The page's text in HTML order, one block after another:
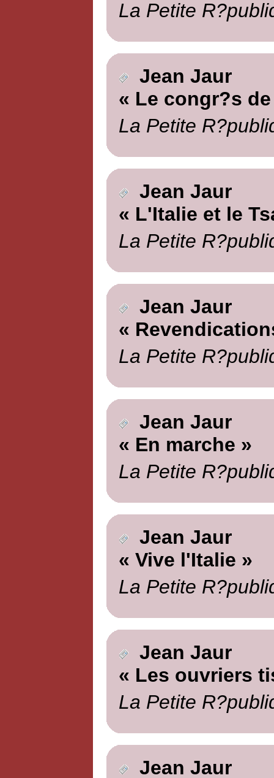
La Petite
Jean Jaur
« Le congr?s
La Petite
Jean Jaur
« L'Italie et le
La Petite
Jean Jaur
«
La Petite
Jean Jaur
« En marche »
La Petite
Jean Jaur
« Vive l'Italie »
La Petite
Jean Jaur
« Les ouvriers
La Petite
Jean Jaur